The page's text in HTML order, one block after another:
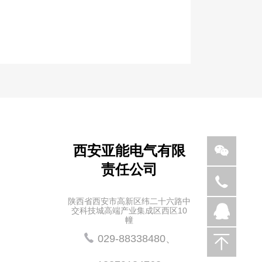
西安亚能电气有限
责任公司
陕西省西安市高新区纬二十六路中
交科技城高端产业集成区西区10
幢
029-88338480、
029-
88338480、
527031490